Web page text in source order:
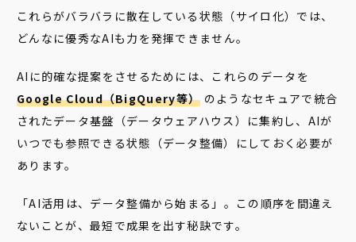
これらがバラバラに散在している状態（サイロ化）では、
どんなに優秀なAIも力を発揮できません。
AIに的確な提案をさせるためには、これらのデータを
Google Cloud（BigQuery等） のようなセキュアで統合
されたデータ基盤（データウェアハウス）に集約し、AIが
いつでも参照できる状態（データ整備）にしておく必要が
あります。
「AI活用は、データ整備から始まる」。この順序を間違え
ないことが、最短で成果を出す秘訣です。